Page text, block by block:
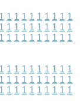
1 1 1 1 1 1 1 1 1 1
1 1 1 1 1 1 1 1 1 1
1 1 1 1 1 1 1 1 1 1
1 1 1 1 1 1 1 1 1 1
1 1 1 1 1 1 1 1 1 1
1 1 1 1 1 1 1 1 1 1